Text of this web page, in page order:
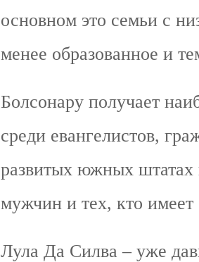
основном это семьи с
менее образованное и
Болсонару получает
среди евангелистов,
развитых южных штатах
мужчин и тех, кто
Лула Да Силва – уже